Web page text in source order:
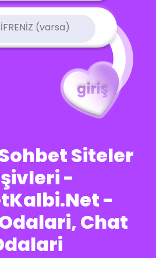
Siteler
-
-
Chat